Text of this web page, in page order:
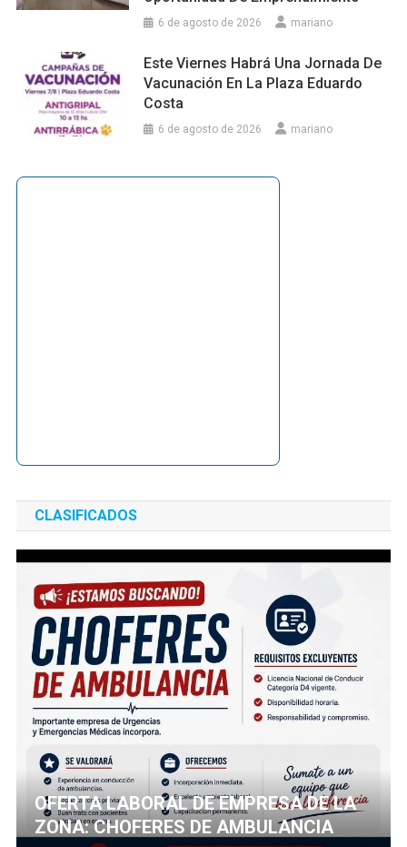
6 de agosto de 2026 mariano
Este Viernes Habrá Una Jornada De
Vacunación En La Plaza Eduardo
Costa
6 de agosto de 2026 mariano
CLASIFICADOS
OFERTA LABORAL DE EMPRESA DE LA
ZONA: CHOFERES DE AMBULANCIA